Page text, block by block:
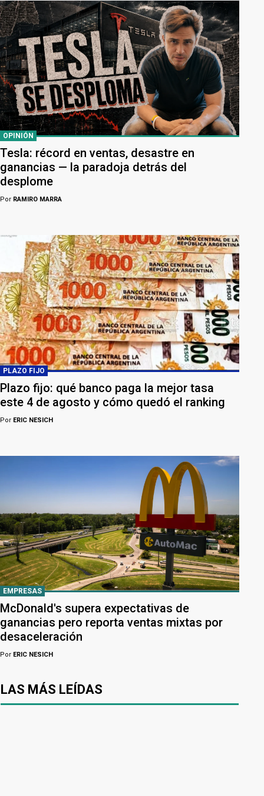
OPINIÓN
Tesla: récord en ventas, desastre en
ganancias — la paradoja detrás del
desplome
Por RAMIRO MARRA
PLAZO FIJO
Plazo fijo: qué banco paga la mejor tasa
este 4 de agosto y cómo quedó el ranking
Por ERIC NESICH
EMPRESAS
McDonald's supera expectativas de
ganancias pero reporta ventas mixtas por
desaceleración
Por ERIC NESICH
LAS MÁS LEÍDAS